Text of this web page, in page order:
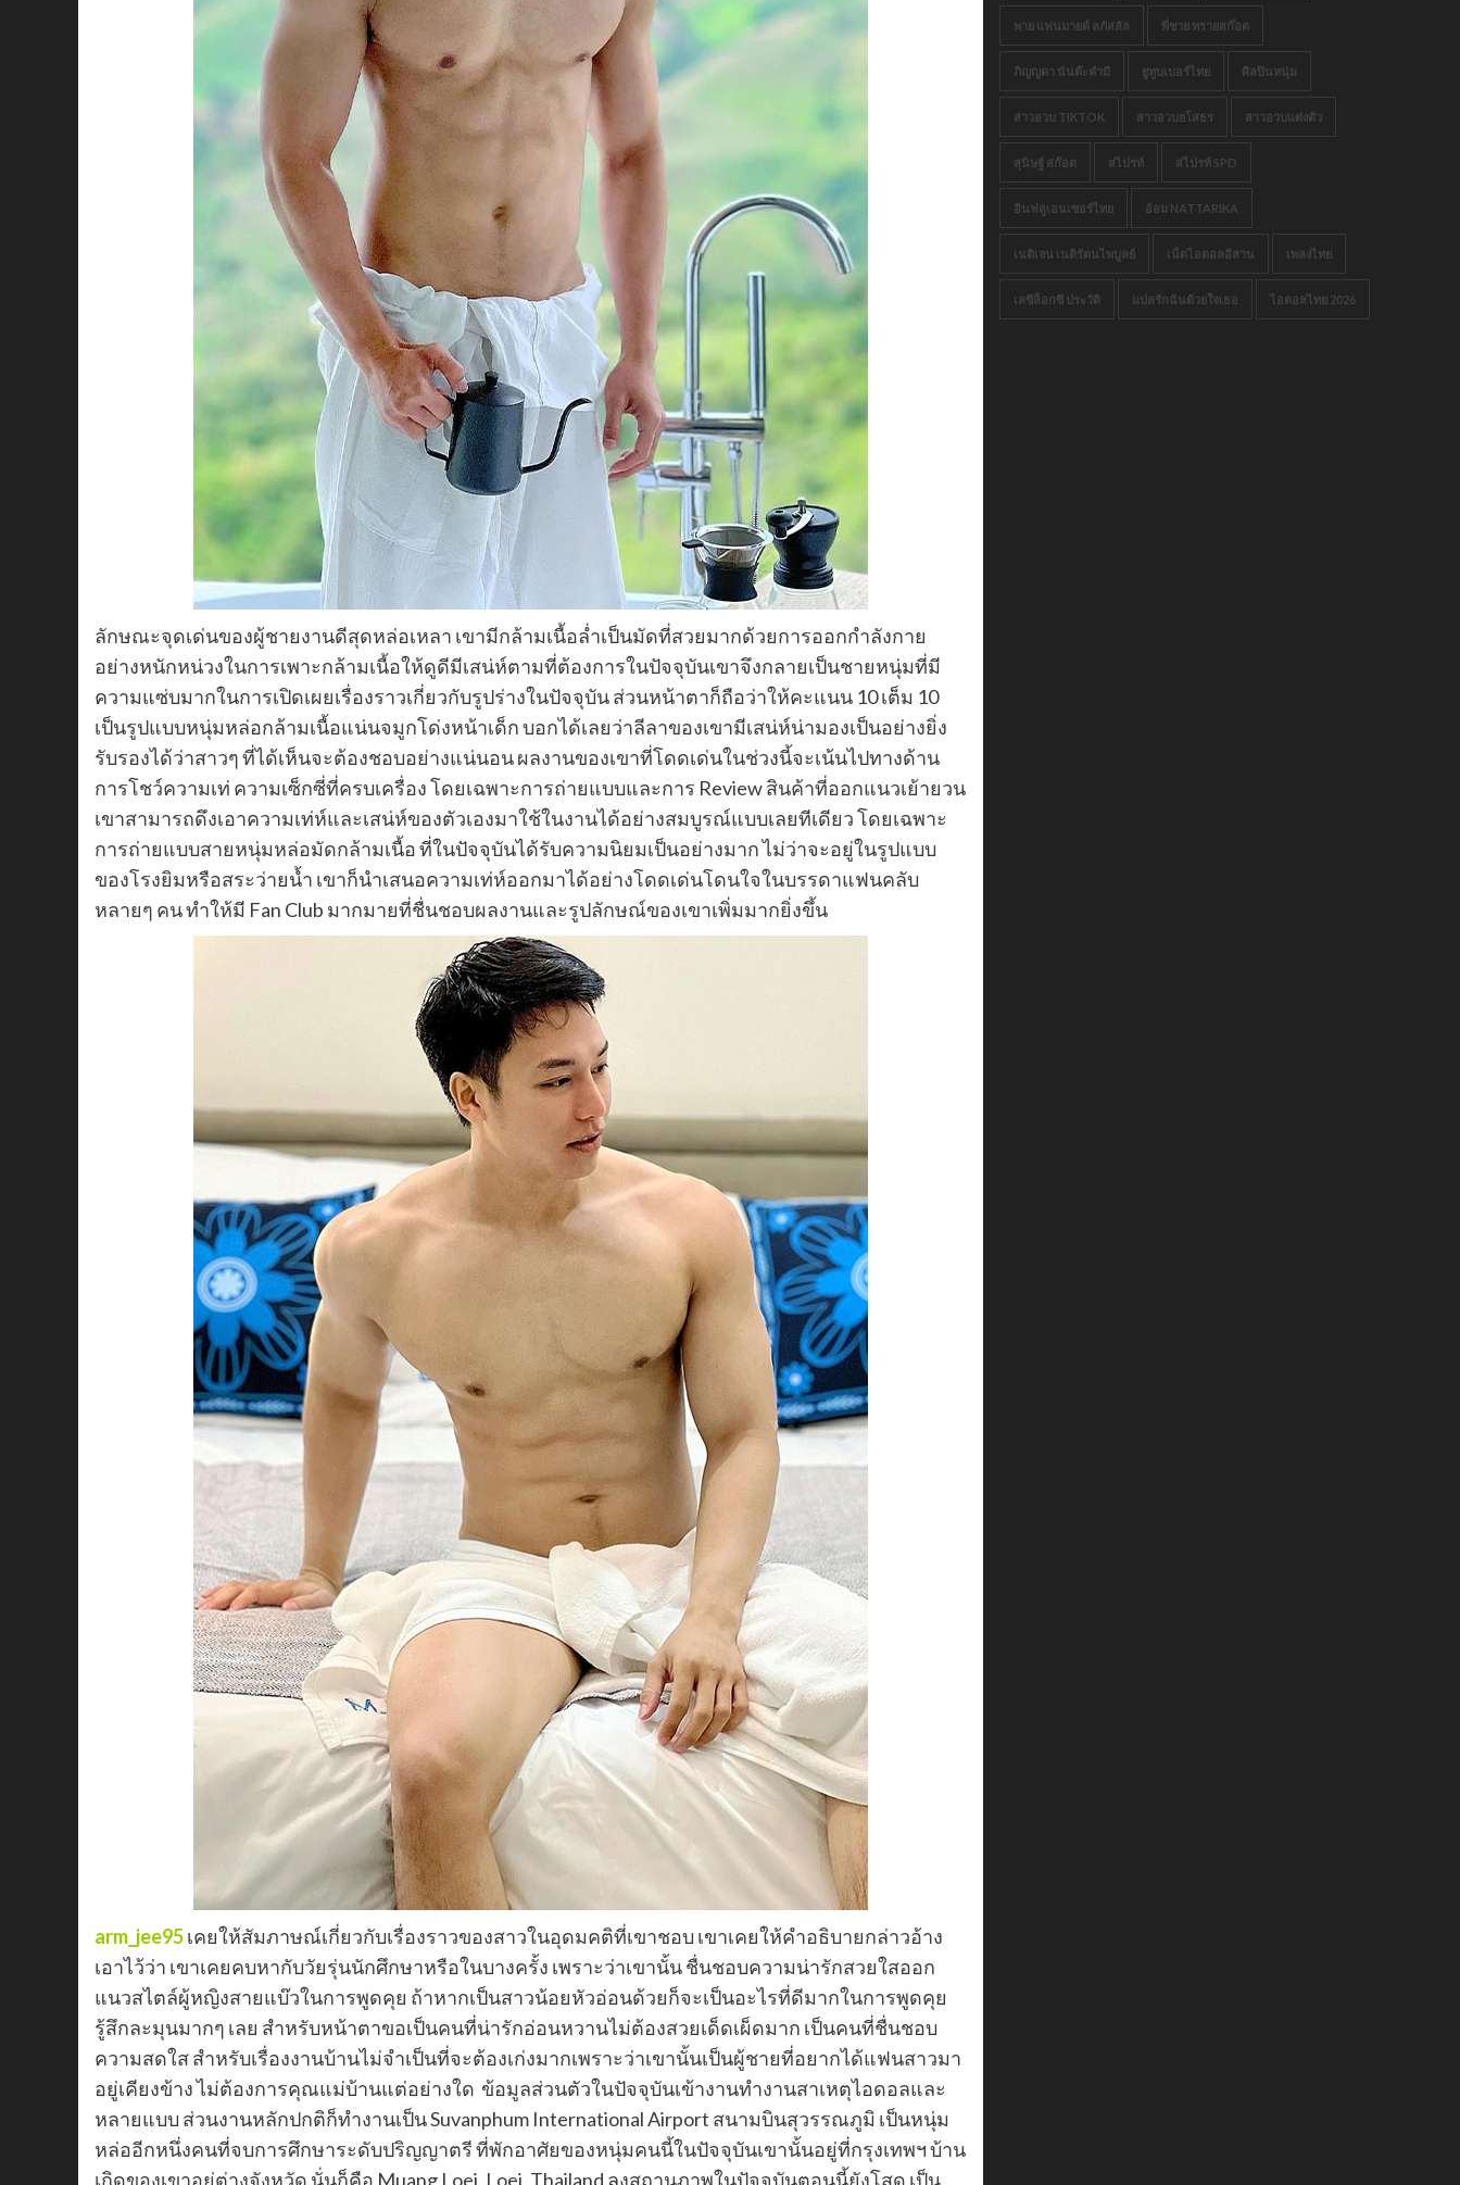
ลักษณะจุดเด่นของผู้ชายงานดีสุดหล่อเหลา เขามีกล้ามเนื้อล่ำเป็นมัดที่สวยมากด้วยการออกกำลังกาย
อย่างหนักหน่วงในการเพาะกล้ามเนื้อให้ดูดีมีเสน่ห์ตามที่ต้องการในปัจจุบันเขาจึงกลายเป็นชายหนุ่มที่มี
ความแซ่บมากในการเปิดเผยเรื่องราวเกี่ยวกับรูปร่างในปัจจุบัน ส่วนหน้าตาก็ถือว่าให้คะแนน 10 เต็ม 10
เป็นรูปแบบหนุ่มหล่อกล้ามเนื้อแน่นจมูกโด่งหน้าเด็ก บอกได้เลยว่าลีลาของเขามีเสน่ห์น่ามองเป็นอย่างยิ่ง
รับรองได้ว่าสาวๆ ที่ได้เห็นจะต้องชอบอย่างแน่นอน ผลงานของเขาที่โดดเด่นในช่วงนี้จะเน้นไปทางด้าน
การโชว์ความเท่ ความเซ็กซี่ที่ครบเครื่อง โดยเฉพาะการถ่ายแบบและการ Review สินค้าที่ออกแนวเย้ายวน
เขาสามารถดึงเอาความเท่ห์และเสน่ห์ของตัวเองมาใช้ในงานได้อย่างสมบูรณ์แบบเลยทีเดียว โดยเฉพาะ
การถ่ายแบบสายหนุ่มหล่อมัดกล้ามเนื้อ ที่ในปัจจุบันได้รับความนิยมเป็นอย่างมาก ไม่ว่าจะอยู่ในรูปแบบ
ของโรงยิมหรือสระว่ายน้ำ เขาก็นำเสนอความเท่ห์ออกมาได้อย่างโดดเด่นโดนใจในบรรดาแฟนคลับ
หลายๆ คน ทำให้มี Fan Club มากมายที่ชื่นชอบผลงานและรูปลักษณ์ของเขาเพิ่มมากยิ่งขึ้น
arm_jee95เคยให้สัมภาษณ์เกี่ยวกับเรื่องราวของสาวในอุดมคติที่เขาชอบ เขาเคยให้คำอธิบายกล่าวอ้าง
เอาไว้ว่า เขาเคยคบหากับวัยรุ่นนักศึกษาหรือในบางครั้ง เพราะว่าเขานั้น ชื่นชอบความน่ารักสวยใสออก
แนวสไตล์ผู้หญิงสายแบ๊วในการพูดคุย ถ้าหากเป็นสาวน้อยหัวอ่อนด้วยก็จะเป็นอะไรที่ดีมากในการพูดคุย
รู้สึกละมุนมากๆ เลย สำหรับหน้าตาขอเป็นคนที่น่ารักอ่อนหวานไม่ต้องสวยเด็ดเผ็ดมาก เป็นคนที่ชื่นชอบ
ความสดใส สำหรับเรื่องงานบ้านไม่จำเป็นที่จะต้องเก่งมากเพราะว่าเขานั้นเป็นผู้ชายที่อยากได้แฟนสาวมา
อยู่เคียงข้าง ไม่ต้องการคุณแม่บ้านแต่อย่างใด ข้อมูลส่วนตัวในปัจจุบันเข้างานทำงานสาเหตุไอดอลและ
หลายแบบ ส่วนงานหลักปกติก็ทำงานเป็น Suvanphum International Airport สนามบินสุวรรณภูมิ เป็นหนุ่ม
หล่ออีกหนึ่งคนที่จบการศึกษาระดับปริญญาตรี ที่พักอาศัยของหนุ่มคนนี้ในปัจจุบันเขานั้นอยู่ที่กรุงเทพฯ บ้าน
เกิดของเขาอยู่ต่างจังหวัด นั่นก็คือ Muang Loei, Loei, Thailand ลงสถานภาพในปัจจุบันตอนนี้ยังโสด เป็น
พาย แฟนมายด์ ลภัสลัล พี่ชาย ทรายสก๊อต
ภิญญดา นันต๊ะคำมี ยูทูบเบอร์ไทย ศิลปินหนุ่ม
สาวอวบ TIKTOK สาวอวบยโสธร สาวอวบแต่งตัว
สุนิษฐ์ สก๊อต สไปรท์ สไปรท์ SPD
อินฟลูเอนเซอร์ไทย อ้อม NATTARIKA
เนติเจน เนติรัตนไพบูลย์ เน็ตไอดอลอีสาน เพลงไทย
เลซีล็อกซี ประวัติ แปลรักฉันด้วยใจเธอ ไอดอลไทย 2026